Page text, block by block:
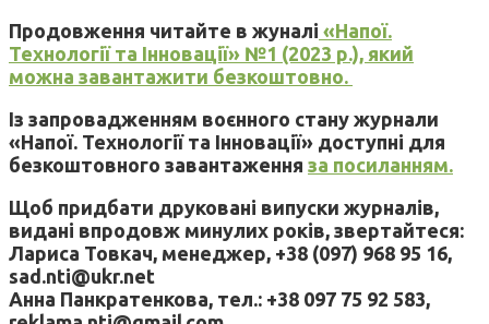
Продовження читайте в жуналі «Напої.
Технології та Інновації» №1 (2023 р.), який
можна завантажити безкоштовно.
Із запровадженням воєнного стану журнали
«Напої. Технології та Інновації» доступні для
безкоштовного завантаження за посиланням.
Щоб придбати друковані випуски журналів,
видані впродовж минулих років, звертайтеся:
Лариса Товкач, менеджер, +38 (097) 968 95 16,
sad.nti@ukr.net
Анна Панкратенкова, тел.: +38 097 75 92 583,